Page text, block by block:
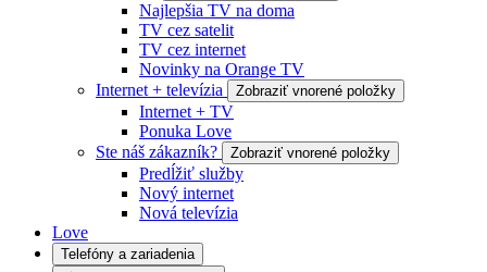
Najlepšia TV na doma
TV cez satelit
TV cez internet
Novinky na Orange TV
Internet + televízia
Zobraziť vnorené položky
Internet + TV
Ponuka Love
Ste náš zákazník?
Zobraziť vnorené položky
Predĺžiť služby
Nový internet
Nová televízia
Love
Telefóny a zariadenia